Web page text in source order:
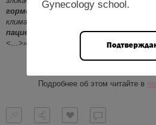
гормональная терапияэффективна в
климактерических расстройств, однако
пациенток, перенесших рак яичников
<…>»
Подробнее об этом читайте в
Gynecology school.